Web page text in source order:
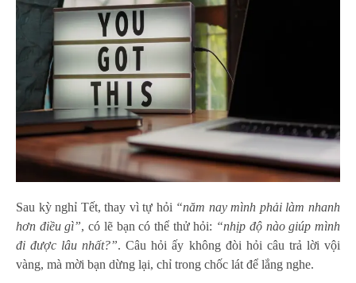
Sau kỳ nghỉ Tết, thay vì tự hỏi “năm nay mình phải làm nhanh
hơn điều gì”, có lẽ bạn có thể thử hỏi: “nhịp độ nào giúp mình
đi được lâu nhất?”. Câu hỏi ấy không đòi hỏi câu trả lời vội
vàng, mà mời bạn dừng lại, chỉ trong chốc lát để lắng nghe.